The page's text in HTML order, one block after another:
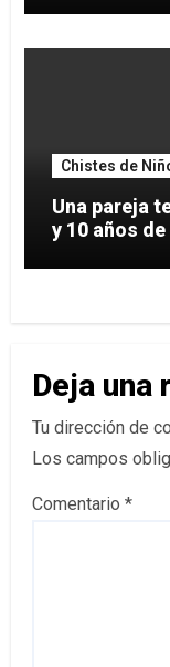
Chistes de
Una pareja
y 10 años de
Deja una
Tu dirección de
Los campos
Comentario *